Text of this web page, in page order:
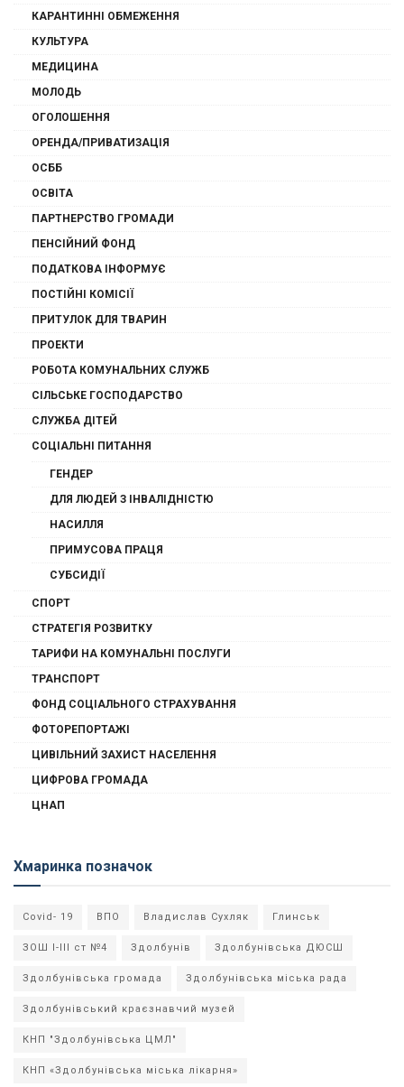
КАРАНТИННІ ОБМЕЖЕННЯ
КУЛЬТУРА
МЕДИЦИНА
МОЛОДЬ
ОГОЛОШЕННЯ
ОРЕНДА/ПРИВАТИЗАЦІЯ
ОСББ
ОСВІТА
ПАРТНЕРСТВО ГРОМАДИ
ПЕНСІЙНИЙ ФОНД
ПОДАТКОВА ІНФОРМУЄ
ПОСТІЙНІ КОМІСІЇ
ПРИТУЛОК ДЛЯ ТВАРИН
ПРОЕКТИ
РОБОТА КОМУНАЛЬНИХ СЛУЖБ
СІЛЬСЬКЕ ГОСПОДАРСТВО
СЛУЖБА ДІТЕЙ
СОЦІАЛЬНІ ПИТАННЯ
ГЕНДЕР
ДЛЯ ЛЮДЕЙ З ІНВАЛІДНІСТЮ
НАСИЛЛЯ
ПРИМУСОВА ПРАЦЯ
СУБСИДІЇ
СПОРТ
СТРАТЕГІЯ РОЗВИТКУ
ТАРИФИ НА КОМУНАЛЬНІ ПОСЛУГИ
ТРАНСПОРТ
ФОНД СОЦІАЛЬНОГО СТРАХУВАННЯ
ФОТОРЕПОРТАЖІ
ЦИВІЛЬНИЙ ЗАХИСТ НАСЕЛЕННЯ
ЦИФРОВА ГРОМАДА
ЦНАП
Хмаринка позначок
Covid- 19 ВПО Владислав Сухляк Глинськ
ЗОШ І-ІІІ ст №4 Здолбунів Здолбунівська ДЮСШ
Здолбунівська громада Здолбунівська міська рада
Здолбунівський краєзнавчий музей
КНП "Здолбунівська ЦМЛ"
КНП «Здолбунівська міська лікарня»